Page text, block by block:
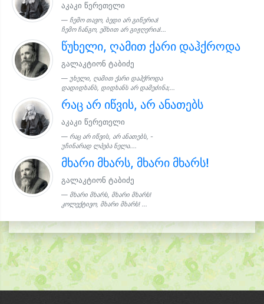
აკაკი წერეთელი
ჩემო თავო, ბედი არ გიწერია!
ჩემო ჩანგო, ეშხით არ გიჟღერია!...
წუხელი, ღამით ქარი დაჰქროდა
გალაკტიონ ტაბიძე
უხელი, ღამით ქარი დაჰქროდა
დადიდხანს, დიდხანს არ დამეძინა;...
რაც არ იწვის, არ ანათებს
აკაკი წერეთელი
რაც არ იწვის, არ ანათებს, -
უჩინარად ლპება ნელა....
მხარი მხარს, მხარი მხარს!
გალაკტიონ ტაბიძე
მხარი მხარს, მხარი მხარს!
კოლექტივო, მხარი მხარს! ...